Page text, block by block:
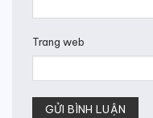
Trang web